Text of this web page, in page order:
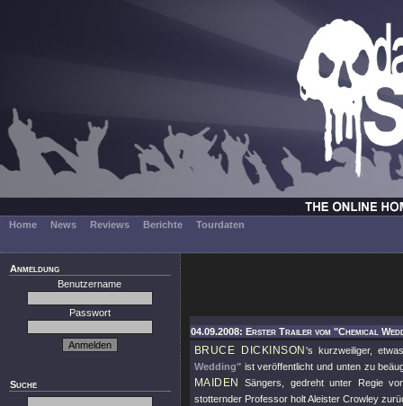
Home News Reviews Berichte Tourdaten
Anmeldung
Benutzername
Passwort
Suche
04.09.2008: Erster Trailer vom "Chemical
BRUCE DICKINSON 's kurzweiliger,
Wedding" ist veröffentlicht und unten zu
MAIDEN
Sängers, gedreht unter Regie
stotternder Professor holt Aleister Crowley